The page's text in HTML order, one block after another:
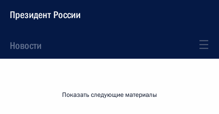
Президент России
Новости
Показать следующие материалы